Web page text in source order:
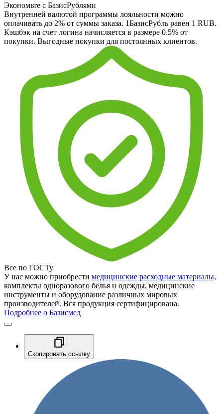
Экономьте с БазисРублями
Внутренней валютой программы лояльности можно
оплачивать до 2% от суммы заказа. 1БазисРубль равен 1 RUB.
Кэшбэк на счет логина начисляется в размере 0.5% от
покупки. Выгодные покупки для постоянных клиентов.
Все по ГОСТу
У нас можно приобрести медицинские расходные материалы,
комплекты одноразового белья и одежды, медицинские
инструменты и оборудование различных мировых
производителей. Вся продукция сертифицирована.
Подробнее о Базисмед
Скопировать ссылку